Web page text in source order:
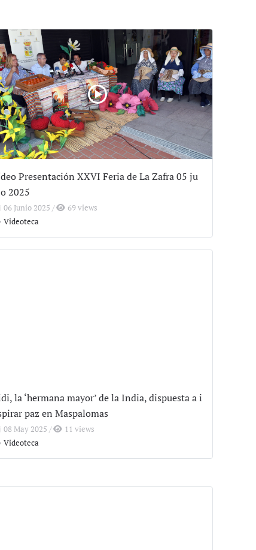
Presentación XXVI Feria de La Zafra 05 ju
2025
06 Junio 2025 /
69 views
Videoteca
la ‘hermana mayor’ de la India, dispuesta a i
paz en Maspalomas
08 May 2025 /
11 views
Videoteca